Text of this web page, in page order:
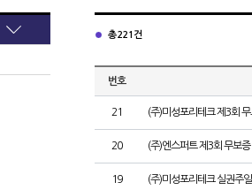
총 221건
번호
21 (주)미성포리테크 제3회
20 (주)엔스퍼트 제3회 무보
19 (주)미성포리테크 실권주